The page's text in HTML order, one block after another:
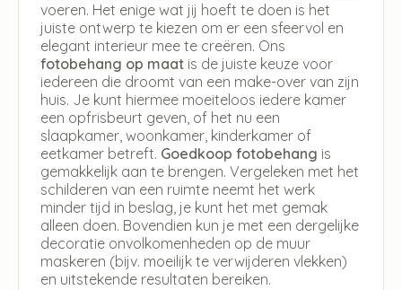
voeren. Het enige wat jij hoeft te doen is het
juiste ontwerp te kiezen om er een sfeervol en
elegant interieur mee te creëren. Ons
fotobehang op maat is de juiste keuze voor
iedereen die droomt van een make-over van zijn
huis. Je kunt hiermee moeiteloos iedere kamer
een opfrisbeurt geven, of het nu een
slaapkamer, woonkamer, kinderkamer of
eetkamer betreft. Goedkoop fotobehang is
gemakkelijk aan te brengen. Vergeleken met het
schilderen van een ruimte neemt het werk
minder tijd in beslag, je kunt het met gemak
alleen doen. Bovendien kun je met een dergelijke
decoratie onvolkomenheden op de muur
maskeren (bijv. moeilijk te verwijderen vlekken)
en uitstekende resultaten bereiken.